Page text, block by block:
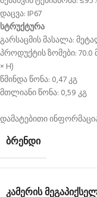
დაცვა: IP67
სტრუქტურა
გარსაცმის მასალა:
პროდუქტის ზომები: 70.0 მმ
× H)
წმინდა წონა: 0,47 კგ
მთლიანი წონა: 0,59 კგ
დამატებითი
ᲑᲠᲔᲜᲓᲘ
ᲙᲐᲛᲔᲠᲘᲡ